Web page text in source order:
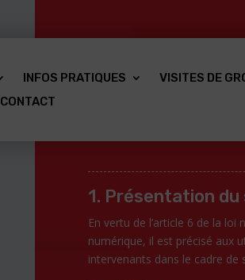
INFOS PRATIQUES VISITES DE
CONTACT
1. Présentation du
En vertu de l’article 6 de la
numérique, il est précisé aux
intervenants dans le cadre de